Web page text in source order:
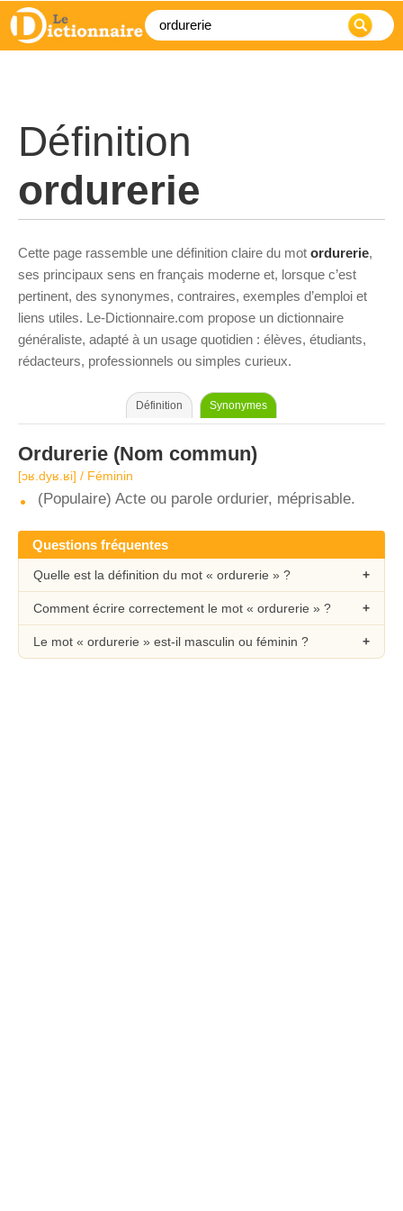
Définition
ordurerie
Cette page rassemble une définition claire du mot ordurerie,
ses principaux sens en français moderne et, lorsque c’est
pertinent, des synonymes, contraires, exemples d’emploi et
liens utiles. Le-Dictionnaire.com propose un dictionnaire
généraliste, adapté à un usage quotidien : élèves, étudiants,
rédacteurs, professionnels ou simples curieux.
Définition Synonymes
Ordurerie (Nom commun)
[ɔʁ.dyʁ.ʁi] / Féminin
(Populaire) Acte ou parole ordurier, méprisable.
Questions fréquentes
Quelle est la définition du mot « ordurerie » ?
Comment écrire correctement le mot « ordurerie » ?
Le mot « ordurerie » est-il masculin ou féminin ?